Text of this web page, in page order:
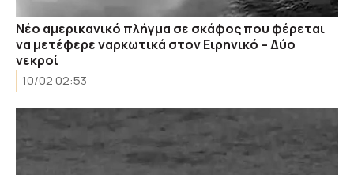
Νέο αμερικανικό πλήγμα σε σκάφος που φέρεται
να μετέφερε ναρκωτικά στον Ειρηνικό – Δύο
νεκροί
10/02 02:53